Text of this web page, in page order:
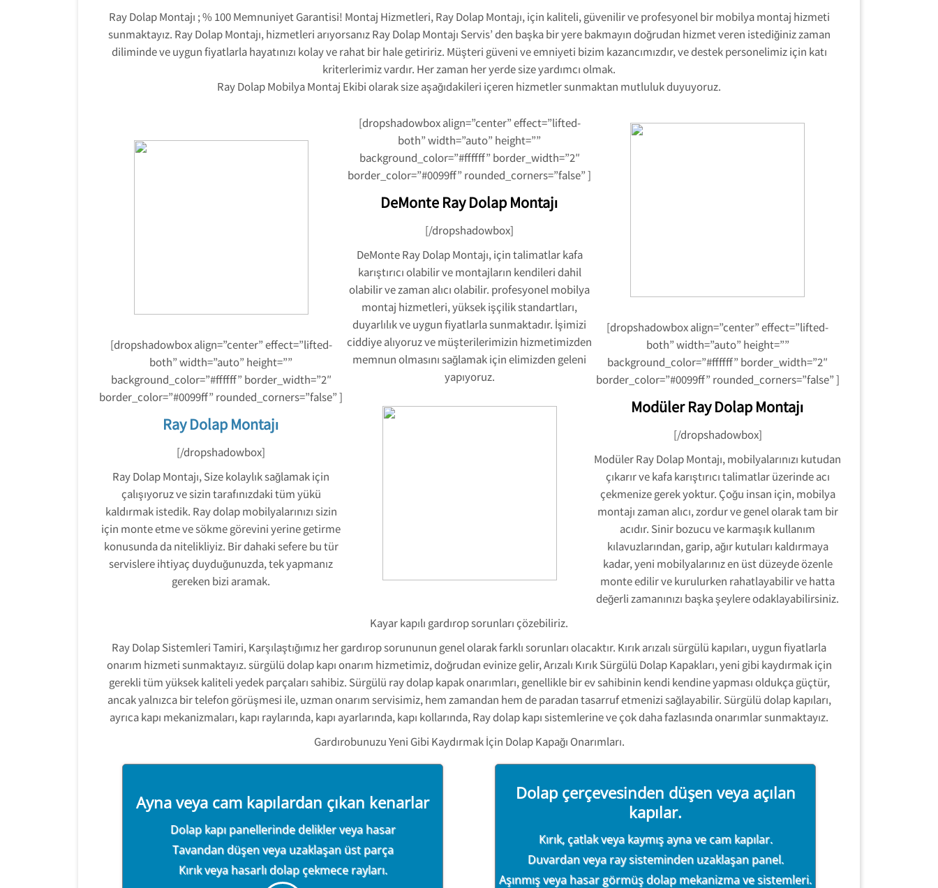
Ray Dolap Montajı ; % 100 Memnuniyet Garantisi! Montaj Hizmetleri, Ray Dolap Montajı, için kaliteli, güvenilir ve profesyonel bir mobilya montaj hizmeti
sunmaktayız. Ray Dolap Montajı, hizmetleri arıyorsanız Ray Dolap Montajı Servis’ den başka bir yere bakmayın doğrudan hizmet veren istediğiniz zaman
diliminde ve uygun fiyatlarla hayatınızı kolay ve rahat bir hale getiririz. Müşteri güveni ve emniyeti bizim kazancımızdır, ve destek personelimiz için katı
kriterlerimiz vardır. Her zaman her yerde size yardımcı olmak.
Ray Dolap Mobilya Montaj Ekibi olarak size aşağıdakileri içeren hizmetler sunmaktan mutluluk duyuyoruz.
[dropshadowbox align=”center” effect=”lifted-
both” width=”auto” height=””
background_color=”#ffffff” border_width=”2″
border_color=”#0099ff” rounded_corners=”false” ]
Ray Dolap Montajı
[/dropshadowbox]
Ray Dolap Montajı, Size kolaylık sağlamak için
çalışıyoruz ve sizin tarafınızdaki tüm yükü
kaldırmak istedik. Ray dolap mobilyalarınızı sizin
için monte etme ve sökme görevini yerine getirme
konusunda da nitelikliyiz. Bir dahaki sefere bu tür
servislere ihtiyaç duyduğunuzda, tek yapmanız
gereken bizi aramak.
[dropshadowbox align=”center” effect=”lifted-
both” width=”auto” height=””
background_color=”#ffffff” border_width=”2″
border_color=”#0099ff” rounded_corners=”false” ]
DeMonte Ray Dolap Montajı
[/dropshadowbox]
DeMonte Ray Dolap Montajı, için talimatlar kafa
karıştırıcı olabilir ve montajların kendileri dahil
olabilir ve zaman alıcı olabilir. profesyonel mobilya
montaj hizmetleri, yüksek işçilik standartları,
duyarlılık ve uygun fiyatlarla sunmaktadır. İşimizi
ciddiye alıyoruz ve müşterilerimizin hizmetimizden
memnun olmasını sağlamak için elimizden geleni
yapıyoruz.
[dropshadowbox align=”center” effect=”lifted-
both” width=”auto” height=””
background_color=”#ffffff” border_width=”2″
border_color=”#0099ff” rounded_corners=”false” ]
Modüler Ray Dolap Montajı
[/dropshadowbox]
Modüler Ray Dolap Montajı, mobilyalarınızı kutudan
çıkarır ve kafa karıştırıcı talimatlar üzerinde acı
çekmenize gerek yoktur. Çoğu insan için, mobilya
montajı zaman alıcı, zordur ve genel olarak tam bir
acıdır. Sinir bozucu ve karmaşık kullanım
kılavuzlarından, garip, ağır kutuları kaldırmaya
kadar, yeni mobilyalarınız en üst düzeyde özenle
monte edilir ve kurulurken rahatlayabilir ve hatta
değerli zamanınızı başka şeylere odaklayabilirsiniz.
Kayar kapılı gardırop sorunları çözebiliriz.
Ray Dolap Sistemleri Tamiri, Karşılaştığımız her gardırop sorununun genel olarak farklı sorunları olacaktır. Kırık arızalı sürgülü kapıları, uygun fiyatlarla
onarım hizmeti sunmaktayız. sürgülü dolap kapı onarım hizmetimiz, doğrudan evinize gelir, Arızalı Kırık Sürgülü Dolap Kapakları, yeni gibi kaydırmak için
gerekli tüm yüksek kaliteli yedek parçaları sahibiz. Sürgülü ray dolap kapak onarımları, genellikle bir ev sahibinin kendi kendine yapması oldukça güçtür,
ancak yalnızca bir telefon görüşmesi ile, uzman onarım servisimiz, hem zamandan hem de paradan tasarruf etmenizi sağlayabilir. Sürgülü dolap kapıları,
ayrıca kapı mekanizmaları, kapı raylarında, kapı ayarlarında, kapı kollarında, Ray dolap kapı sistemlerine ve çok daha fazlasında onarımlar sunmaktayız.
Gardırobunuzu Yeni Gibi Kaydırmak İçin Dolap Kapağı Onarımları.
Ayna veya cam kapılardan çıkan kenarlar
Dolap kapı panellerinde delikler veya hasar
Tavandan düşen veya uzaklaşan üst parça
Kırık veya hasarlı dolap çekmece rayları.
Ray Dolap Tamir Montaj Servisi
554 858 1312
Dolap çerçevesinden düşen veya açılan
kapılar.
Kırık, çatlak veya kaymış ayna ve cam kapılar.
Duvardan veya ray sisteminden uzaklaşan panel.
Aşınmış veya hasar görmüş dolap mekanizma ve sistemleri.
Ray Dolap Tamir Montaj Servisi
554 858 1312